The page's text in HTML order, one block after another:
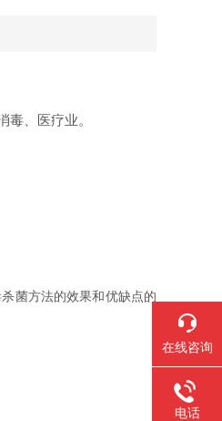
、医疗业。
菌方法的效果和优缺点的
在线咨询
电话